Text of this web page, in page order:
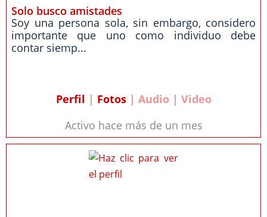
Solo busco amistades
Soy una persona sola, sin embargo, considero
importante que uno como individuo debe
contar siemp...
Perfil | Fotos| Audio | Video
Activo hace más de un mes